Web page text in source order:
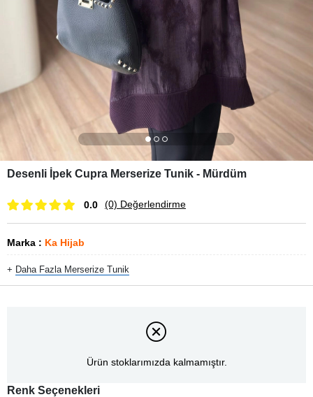
Desenli İpek Cupra Merserize Tunik - Mürdüm
0.0 (0) Değerlendirme
Marka : Ka Hijab
+ Daha Fazla Merserize Tunik
Ürün stoklarımızda kalmamıştır.
Renk Seçenekleri